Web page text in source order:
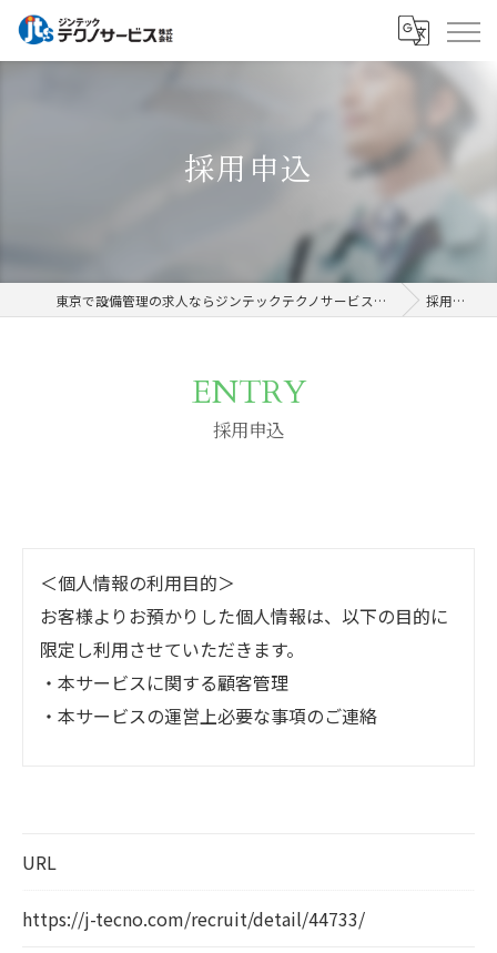
採用申込
東京で設備管理の求人ならジンテックテクノサービス株式会社 採用申込
採用申込
ENTRY
＜個人情報の利用目的＞
お客様よりお預かりした個人情報は、以下の目的に
限定し利用させていただきます。
・本サービスに関する顧客管理
・本サービスの運営上必要な事項のご連絡
ません。
URL
https://j-tecno.com/recruit/detail/44733/